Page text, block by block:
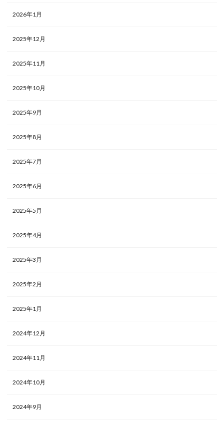
2026年1月
2025年12月
2025年11月
2025年10月
2025年9月
2025年8月
2025年7月
2025年6月
2025年5月
2025年4月
2025年3月
2025年2月
2025年1月
2024年12月
2024年11月
2024年10月
2024年9月